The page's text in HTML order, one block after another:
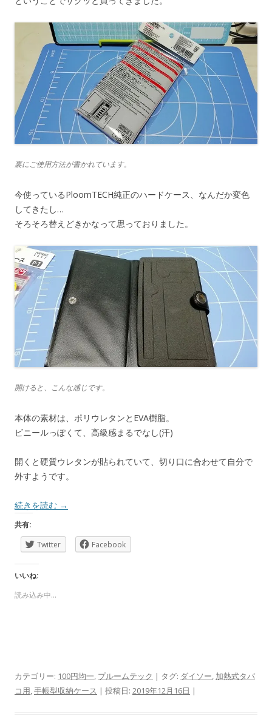
裏にご使用方法が書かれています。
今使っているPloomTECH純正のハードケース、なんだか変色
してきたし…
そろそろ替えどきかなって思っておりました。
開けると、こんな感じです。
本体の素材は、ポリウレタンとEVA樹脂。
ビニールっぽくて、高級感まるでなし(汗)
開くと硬質ウレタンが貼られていて、切り口に合わせて自分で
外すようです。
続きを読む →
共有:
Twitter
Facebook
いいね:
読み込み中…
カテゴリー: 100円均一, プルームテック | タグ: ダイソー, 加熱式タバ
コ用,手帳型収納ケース | 投稿日: 2019年12月16日 |